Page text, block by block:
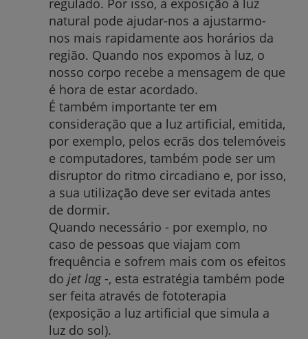
natural pode ajudar-nos a ajustarmo-
nos mais rapidamente aos horários da
região. Quando nos expomos à luz, o
nosso corpo recebe a mensagem de que
é hora de estar acordado.
É também importante ter em
consideração que a luz artificial, emitida,
por exemplo, pelos ecrãs dos telemóveis
e computadores, também pode ser um
disruptor do ritmo circadiano e, por isso,
a sua utilização deve ser evitada antes
de dormir.
Quando necessário - por exemplo, no
caso de pessoas que viajam com
frequência e sofrem mais com os efeitos
do jet lag-, esta estratégia também pode
ser feita através de fototerapia
(exposição a luz artificial que simula a
luz do sol).